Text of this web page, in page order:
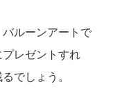
ルーンアートで
レゼントすれ
でしょう。